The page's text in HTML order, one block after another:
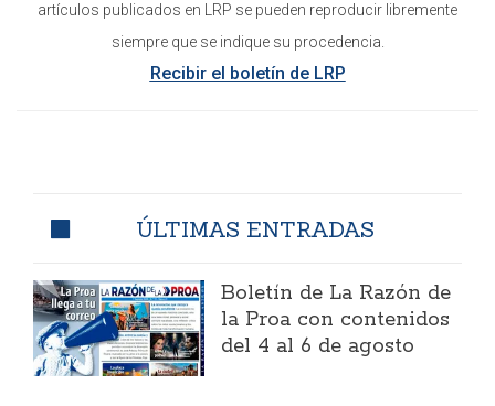
artículos publicados en LRP se pueden reproducir libremente
siempre que se indique su procedencia.
Recibir el boletín de LRP
ÚLTIMAS ENTRADAS
Boletín de La Razón de
la Proa con contenidos
del 4 al 6 de agosto